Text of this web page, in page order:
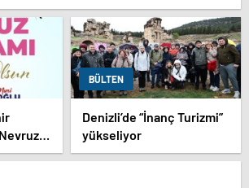
BÜLTEN
Denizli’de “İnanç Turizmi”
yükseliyor